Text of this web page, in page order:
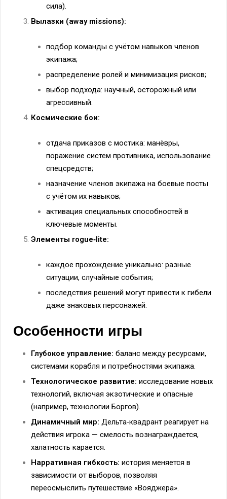
сила).
Вылазки (away missions):
подбор команды с учётом навыков членов
экипажа;
распределение ролей и минимизация рисков;
выбор подхода: научный, осторожный или
агрессивный.
Космические бои:
отдача приказов с мостика: манёвры,
поражение систем противника, использование
спецсредств;
назначение членов экипажа на боевые посты
с учётом их навыков;
активация специальных способностей в
ключевые моменты.
Элементы rogue‑lite:
каждое прохождение уникально: разные
ситуации, случайные события;
последствия решений могут привести к гибели
даже знаковых персонажей.
Особенности игры
Глубокое управление: баланс между ресурсами,
системами корабля и потребностями экипажа.
Технологическое развитие: исследование новых
технологий, включая экзотические и опасные
(например, технологии Боргов).
Динамичный мир: Дельта‑квадрант реагирует на
действия игрока — смелость вознаграждается,
халатность карается.
Нарративная гибкость: история меняется в
зависимости от выборов, позволяя
переосмыслить путешествие «Вояджера».